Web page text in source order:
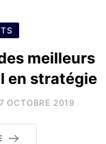
meilleurs
en stratégie
OCTOBRE 2019